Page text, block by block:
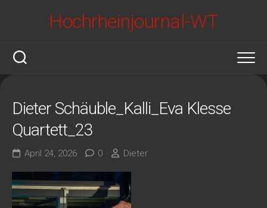
Hochrheinjournal-WT
Dieter Schäuble_Kalli_Eva Klesse
Quartett_23
April 24, 2026 0 Dieter